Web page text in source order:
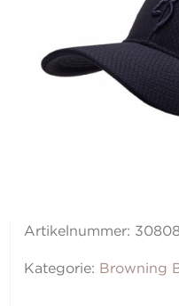
Artikelnummer:
Kategorie: Browning